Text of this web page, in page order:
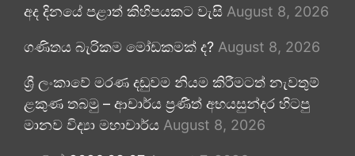
අද දිනයේ පළාත් කිහිපයකට වැසි August 8, 2026
ගණිතය බැරිකම මෝඩකමක් ද? August 8, 2026
ශ්‍රී ලංකාවේ මරණ දඬුවම නියම කිරීමටත් නැවතුම්
ළකුණ තබමු – ආචාර්ය ප්‍රණීත් අභයසුන්දර හිටපු
මානව විද්‍යා මහාචාර්ය August 8, 2026